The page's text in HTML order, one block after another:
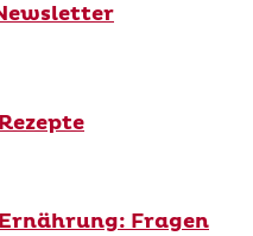
Fragen